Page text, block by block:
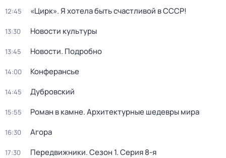
12:45 «Цирк». Я хотела быть счастливой в СССР!
13:30 Новости культуры
13:45 Новости. Подробно
14:00 Конферансье
14:45 Дубровский
15:55 Роман в камне. Архитектурные шедевры мира
16:30 Агора
17:30 Передвижники. Сезон 1. Серия 8-я